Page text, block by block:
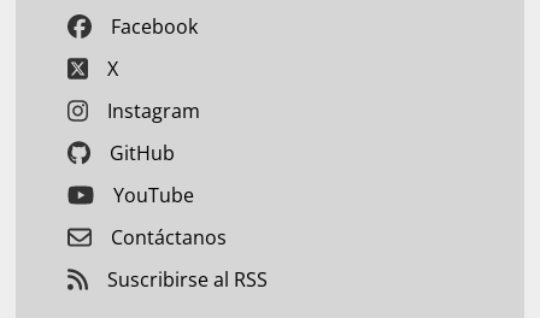
Facebook
X
Instagram
GitHub
YouTube
Contáctanos
Suscribirse al RSS